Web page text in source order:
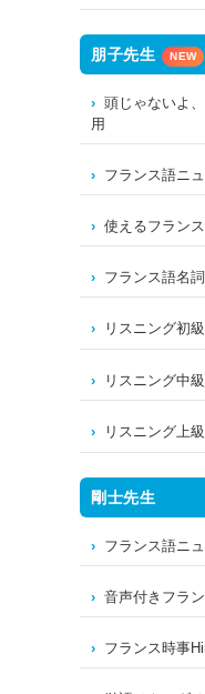
朋子先生 NEW
頭じゃないよ
用
フランス語ニ
使えるフラン
フランス語名
リスニング初
リスニング中
リスニング上
剛士先生
フランス語ニ
音声付きフラ
フランス時事